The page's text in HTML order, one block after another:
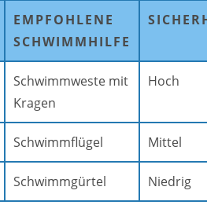
EMPFOHLENE
SCHWIMMHILFE
Schwimmweste mit
Kragen
Hoch
Schwimmflügel Mittel
Schwimmgürtel Niedrig